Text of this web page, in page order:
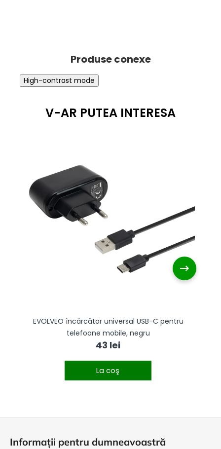
High-contrast mode
EVOLVEO încărcător universal USB-C pentru
telefoane mobile, negru
43 lei
La coş
Informații pentru dumneavoastră